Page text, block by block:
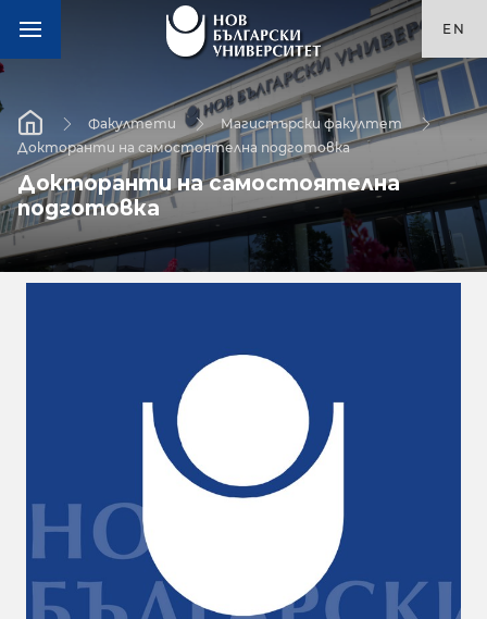
EN
Факултети
Магистърски факултет
Докторанти на самостоятелна подготовка
Докторанти на самостоятелна
подготовка